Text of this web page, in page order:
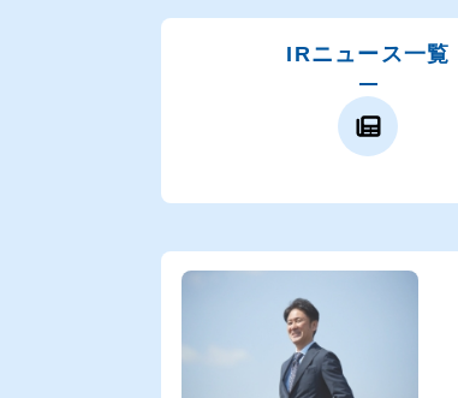
IRよくある質問
IRニュース一覧